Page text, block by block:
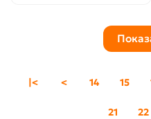
|< < 14 15
21 22